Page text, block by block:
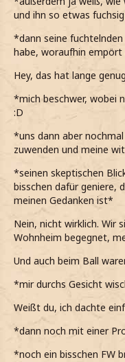
und ihn so etwas
*dann seine
habe, woraufhin empört
Hey, das hat lange
*mich beschwer, wobei
:D
*uns dann aber
zuwenden und meine
*seinen skeptischen
bisschen dafür geniere,
meinen Gedanken ist*
Nein, nicht wirklich. Wir
Wohnheim begegnet,
Und auch beim Ball
*mir durchs Gesicht
Weißt du, ich dachte
*dann noch mit einer
*noch ein bisschen FW